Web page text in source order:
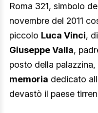
Roma 321, simbolo
novembre del 2011
piccolo Luca Vinci,
Giuseppe Valla,
posto della
memoria dedicato
devastò il paese